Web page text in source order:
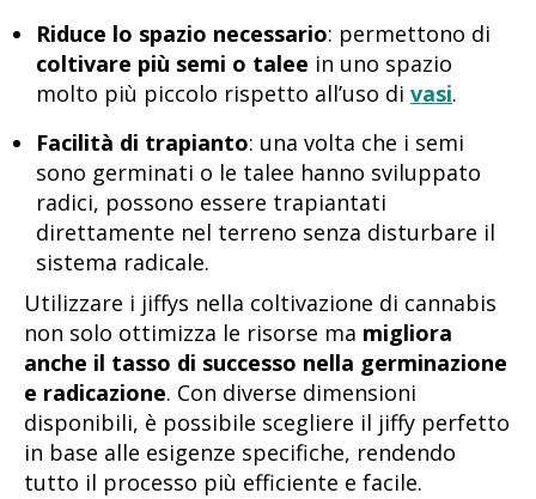
Riduce lo spazio necessario: permettono di
coltivare più semi o talee in uno spazio
molto più piccolo rispetto all’uso di vasi.
Facilità di trapianto: una volta che i semi
sono germinati o le talee hanno sviluppato
radici, possono essere trapiantati
direttamente nel terreno senza disturbare il
sistema radicale.
Utilizzare i jiffys nella coltivazione di cannabis
non solo ottimizza le risorse ma migliora
anche il tasso di successo nella germinazione
e radicazione. Con diverse dimensioni
disponibili, è possibile scegliere il jiffy perfetto
in base alle esigenze specifiche, rendendo
tutto il processo più efficiente e facile.